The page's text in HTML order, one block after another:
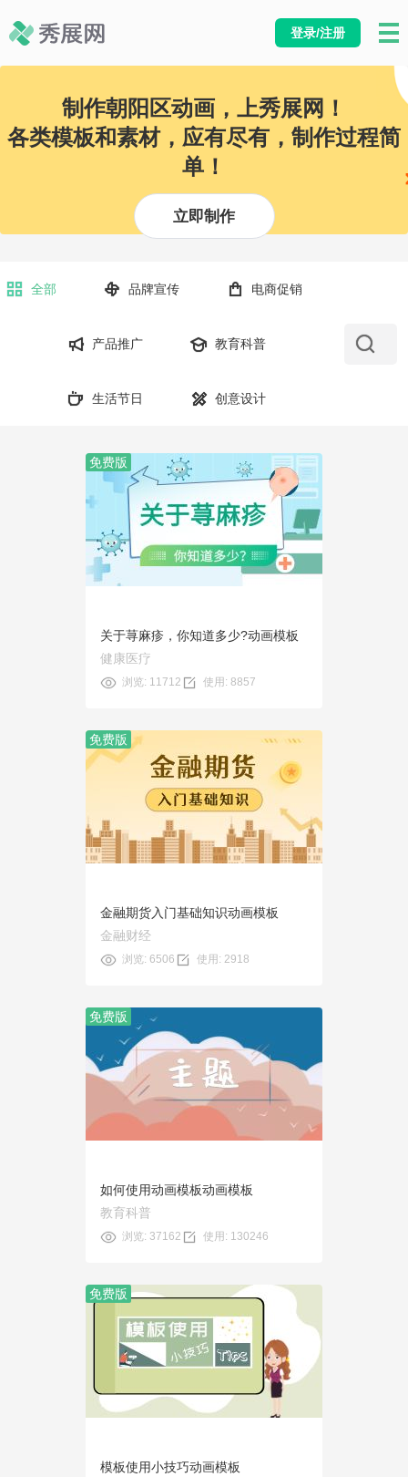
登录/注册
制作朝阳区动画，上秀展网！
各类模板和素材，应有尽有，制作过程简
单！
立即制作
全部 品牌宣传 电商促销
产品推广 教育科普
生活节日 创意设计
免费版
预览
使用
关于荨麻疹，你知道多少?动画模板
健康医疗
浏览: 11712 使用: 8857
免费版
预览
金融期货入门基础知识动画模板
金融财经
浏览: 6506 使用: 2918
免费版
预览
使用
如何使用动画模板动画模板
教育科普
浏览: 37162 使用: 130246
免费版
预览
模板使用小技巧动画模板